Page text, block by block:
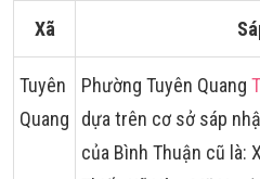
Xã
Tuyên
Quang
Phường Tuyên Quang
dựa trên cơ sở sáp
của Bình Thuận cũ là: